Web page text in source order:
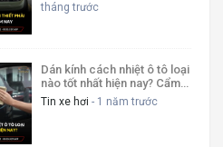
tháng trước
Dán kính cách nhiệt ô tô loại
nào tốt nhất hiện nay? Cẩm
nang 2025 từ chuyên gia
Tin xe hơi - 1 năm trước